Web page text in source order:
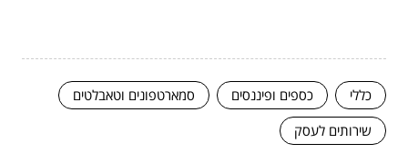
כללי כספים ופיננסים
סמארטפונים וטאבלטים
שירותים לעסק